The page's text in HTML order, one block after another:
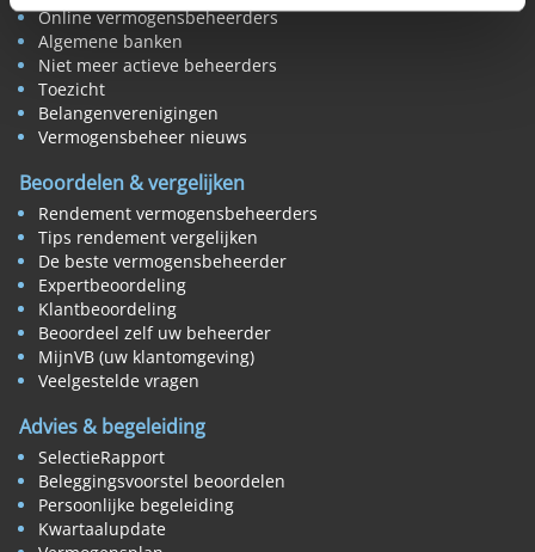
Online vermogensbeheerders
Algemene banken
Niet meer actieve beheerders
Toezicht
Belangenverenigingen
Vermogensbeheer nieuws
Beoordelen & vergelijken
Rendement vermogensbeheerders
Tips rendement vergelijken
De beste vermogensbeheerder
Expertbeoordeling
Klantbeoordeling
Beoordeel zelf uw beheerder
MijnVB (uw klantomgeving)
Veelgestelde vragen
Advies & begeleiding
SelectieRapport
Beleggingsvoorstel beoordelen
Persoonlijke begeleiding
Kwartaalupdate